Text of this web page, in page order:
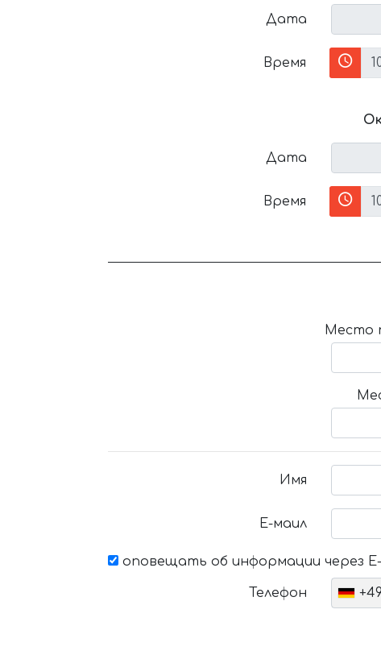
Дата
Время
Дата
Время
Место
Имя
Е-маил
оповещать об информации через
Телефон +49